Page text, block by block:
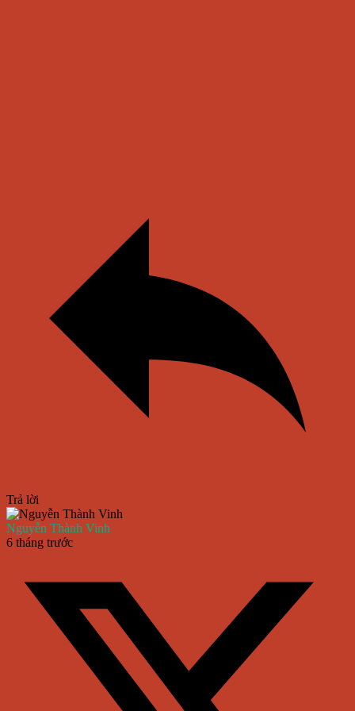
Trả lời
Nguyễn Thành Vinh
6 tháng trước